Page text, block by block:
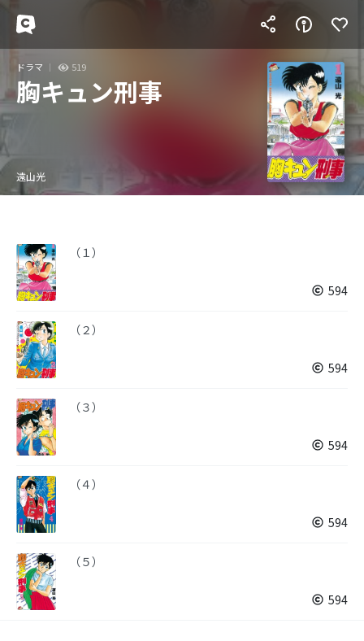
ドラマ 519
胸キュン刑事
遠山光
（１）
594
（２）
594
（３）
594
（４）
594
（５）
594